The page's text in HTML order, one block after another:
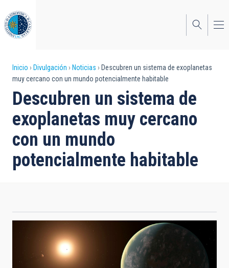
al
contenido
principal
Sobrescribir
enlaces
de
ayuda
a
la
Inicio Divulgación Noticias
Descubren un sistema de exoplanetas
muy cercano con un mundo potencialmente habitable
Descubren un sistema de
exoplanetas muy cercano
con un mundo
potencialmente habitable